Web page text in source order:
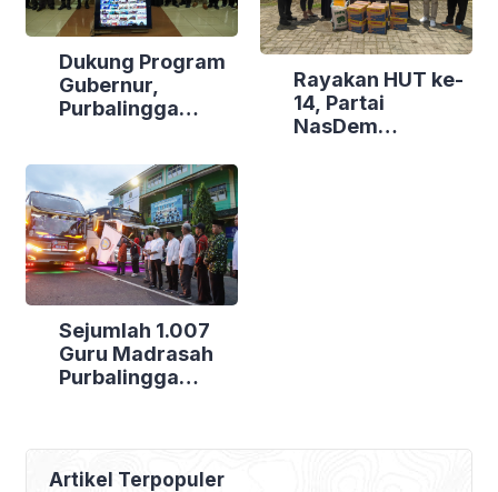
Dukung Program
Gubernur,
Purbalingga
Kecamatan
Berdaya
Rayakan HUT ke-
14, Partai
NasDem
Sejumlah 1.007
Guru Madrasah
Purbalingga
Purbalingga Beri
Dukungan Penuh
Artikel Terpopuler